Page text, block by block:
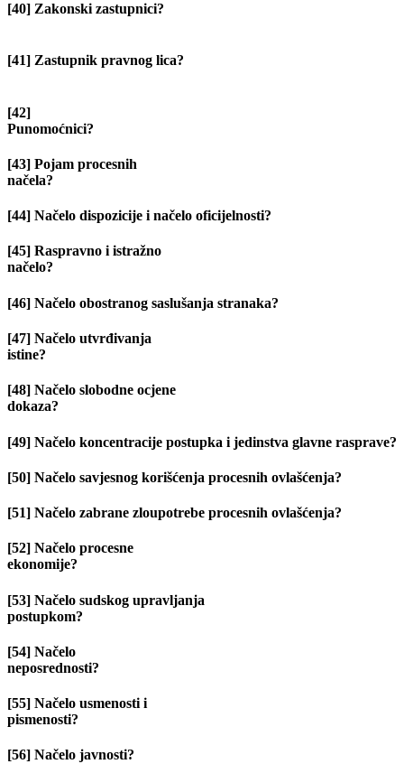
[40] Zakonski zastupnici?
[41] Zastupnik pravnog lica?
[42]
[43] Pojam procesnih
načela?
[44] Načelo dispozicije i načelo oficijelnosti?
[45] Raspravno i istražno
načelo?
[46] Načelo obostranog saslušanja stranaka?
[47] Načelo utvrđivanja
istine?
[48] Načelo slobodne ocjene
dokaza?
[49] Načelo koncentracije postupka i jedinstva glavne rasprave?
[50] Načelo savjesnog korišćenja procesnih ovlašćenja?
[51] Načelo zabrane zloupotrebe procesnih ovlašćenja?
[52] Načelo procesne
ekonomije?
[53] Načelo sudskog upravljanja
postupkom?
[54] Načelo
neposrednosti?
[55] Načelo usmenosti i
pismenosti?
[56] Načelo javnosti?